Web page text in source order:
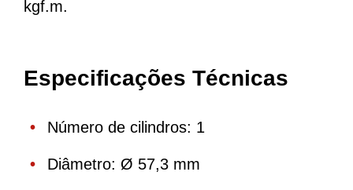
kgf.m.
Especificações Técnicas
Número de cilindros: 1
Diâmetro: Ø 57,3 mm